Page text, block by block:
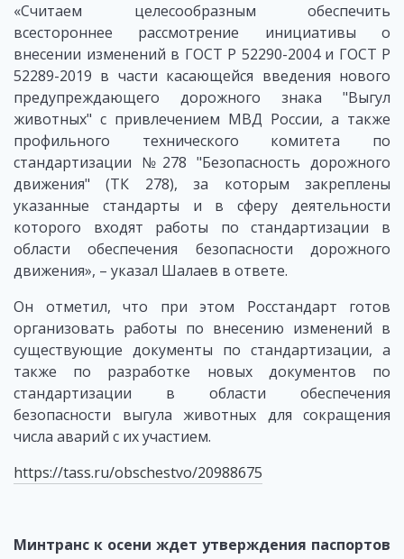
«Считаем целесообразным обеспечить
всестороннее рассмотрение инициативы о
внесении изменений в ГОСТ Р 52290-2004 и ГОСТ Р
52289-2019 в части касающейся введения нового
предупреждающего дорожного знака "Выгул
животных" с привлечением МВД России, а также
профильного технического комитета по
стандартизации №278 "Безопасность дорожного
движения" (ТК 278), за которым закреплены
указанные стандарты и в сферу деятельности
которого входят работы по стандартизации в
области обеспечения безопасности дорожного
движения», – указал Шалаев в ответе.
Он отметил, что при этом Росстандарт готов
организовать работы по внесению изменений в
существующие документы по стандартизации, а
также по разработке новых документов по
стандартизации в области обеспечения
безопасности выгула животных для сокращения
числа аварий с их участием.
https://tass.ru/obschestvo/20988675
Минтранс к осени ждет утверждения паспортов